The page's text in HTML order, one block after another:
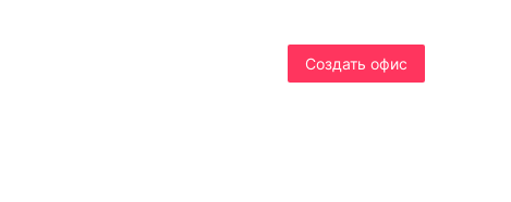
Cоздать офис